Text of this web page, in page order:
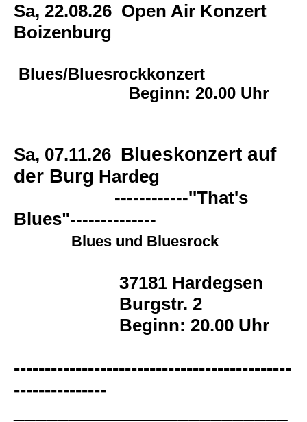
Sa, 22.08.26 Open Air Konzert
Boizenburg
Blues/Bluesrockkonzert
Beginn: 20.00 Uhr
Sa, 07.11.26 Blueskonzert auf
der Burg Hardeg
------------''That's
Blues"--------------
Blues und Bluesrock
37181 Hardegsen
Burgstr. 2
Beginn: 20.00 Uhr
---------------------------------------------
---------------